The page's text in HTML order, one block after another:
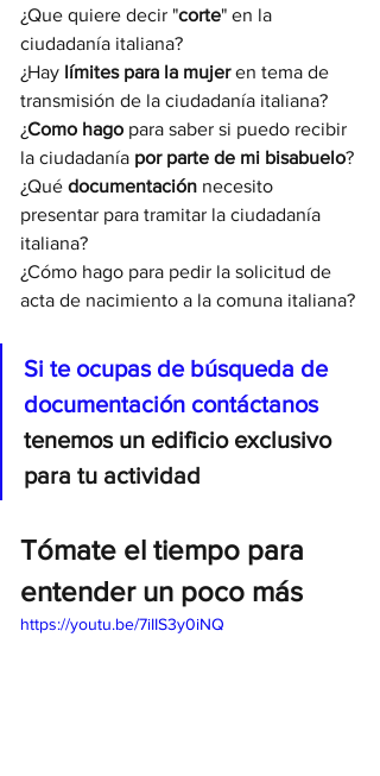
¿Que quiere decir "corte" en la
ciudadanía italiana?
¿Hay límites para la mujer en tema de
transmisión de la ciudadanía italiana?
¿Como hago para saber si puedo recibir
la ciudadanía por parte de mi bisabuelo?
¿Qué documentación necesito
presentar para tramitar la ciudadanía
italiana?
¿Cómo hago para pedir la solicitud de
acta de nacimiento a la comuna italiana?
Si te ocupas de búsqueda de
documentación contáctanos
tenemos un edificio exclusivo
para tu actividad
Tómate el tiempo para
entender un poco más
https://youtu.be/7iIIS3y0iNQ